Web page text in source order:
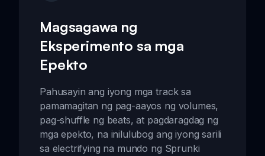
Magsagawa ng
Eksperimento sa mga
Epekto
Pahusayin ang iyong mga track sa
pamamagitan ng pag-aayos ng volumes,
pag-shuffle ng beats, at pagdaragdag ng
mga epekto, na inilulubog ang iyong sarili
sa electrifying na mundo ng Sprunki